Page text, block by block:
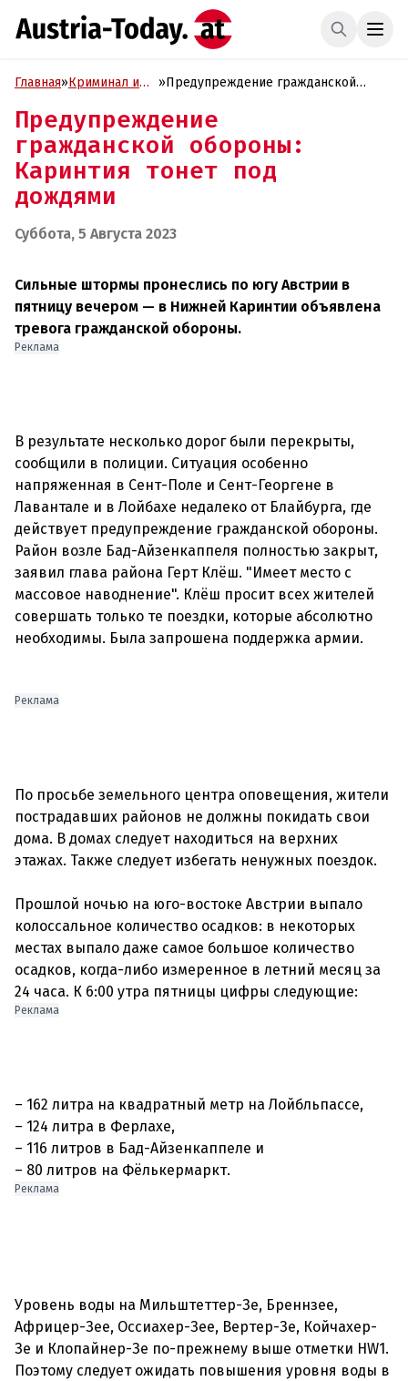
Главная»Криминал и
»Предупреждение гражданской
дождями
Предупреждение
гражданской обороны:
Каринтия тонет под
дождями
Суббота, 5 Августа 2023
Сильные штормы пронеслись по югу Австрии в
пятницу вечером — в Нижней Каринтии объявлена
тревога гражданской обороны.
Реклама
В результате несколько дорог были перекрыты,
сообщили в полиции. Ситуация особенно
напряженная в Сент-Поле и Сент-Георгене в
Лавантале и в Лойбахе недалеко от Блайбурга, где
действует предупреждение гражданской обороны.
Район возле Бад-Айзенкаппеля полностью закрыт,
заявил глава района Герт Клёш. "Имеет место с
массовое наводнение". Клёш просит всех жителей
совершать только те поездки, которые абсолютно
необходимы. Была запрошена поддержка армии.
Реклама
По просьбе земельного центра оповещения, жители
пострадавших районов не должны покидать свои
дома. В домах следует находиться на верхних
этажах. Также следует избегать ненужных поездок.
Прошлой ночью на юго-востоке Австрии выпало
колоссальное количество осадков: в некоторых
местах выпало даже самое большое количество
осадков, когда-либо измеренное в летний месяц за
Реклама
– 162 литра на квадратный метр на Лойбльпассе,
– 124 литра в Ферлахе,
– 116 литров в Бад-Айзенкаппеле и
– 80 литров на Фёлькермаркт.
Реклама
Уровень воды на Мильштеттер-Зе, Бреннзее,
Африцер-Зее, Оссиахер-Зее, Вертер-Зе, Койчахер-
Зе и Клопайнер-Зе по-прежнему выше отметки HW1.
Поэтому следует ожидать повышения уровня воды в